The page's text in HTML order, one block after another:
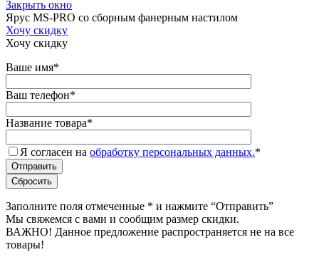
Закрыть окно
Ярус MS-PRO со сборным фанерным настилом
Хочу скидку
Хочу скидку
Ваше имя*
Ваш телефон*
Название товара*
Я согласен на обработку персональных данных.*
Заполните поля отмеченные * и нажмите “Отправить”
Мы свяжемся с вами и сообщим размер скидки.
ВАЖНО! Данное предложение распространяется не на все
товары!